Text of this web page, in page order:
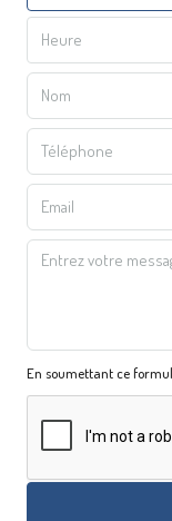
Heure
En soumettant ce